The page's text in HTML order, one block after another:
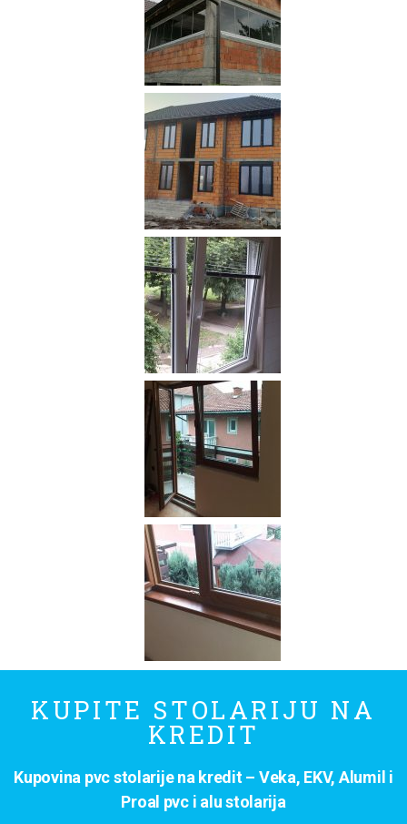
KUPITE STOLARIJU NA
KREDIT
Kupovina pvc stolarije na kredit – Veka, EKV, Alumil i
Proal pvc i alu stolarija